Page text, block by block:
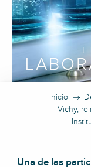
Inicio
Vichy,
Una de las